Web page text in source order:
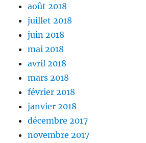
août 2018
juillet 2018
juin 2018
mai 2018
avril 2018
mars 2018
février 2018
janvier 2018
décembre 2017
novembre 2017